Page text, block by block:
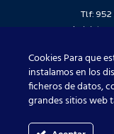
Tlf:
Cookies Para que
instalamos en los
ficheros de datos,
grandes sitios web